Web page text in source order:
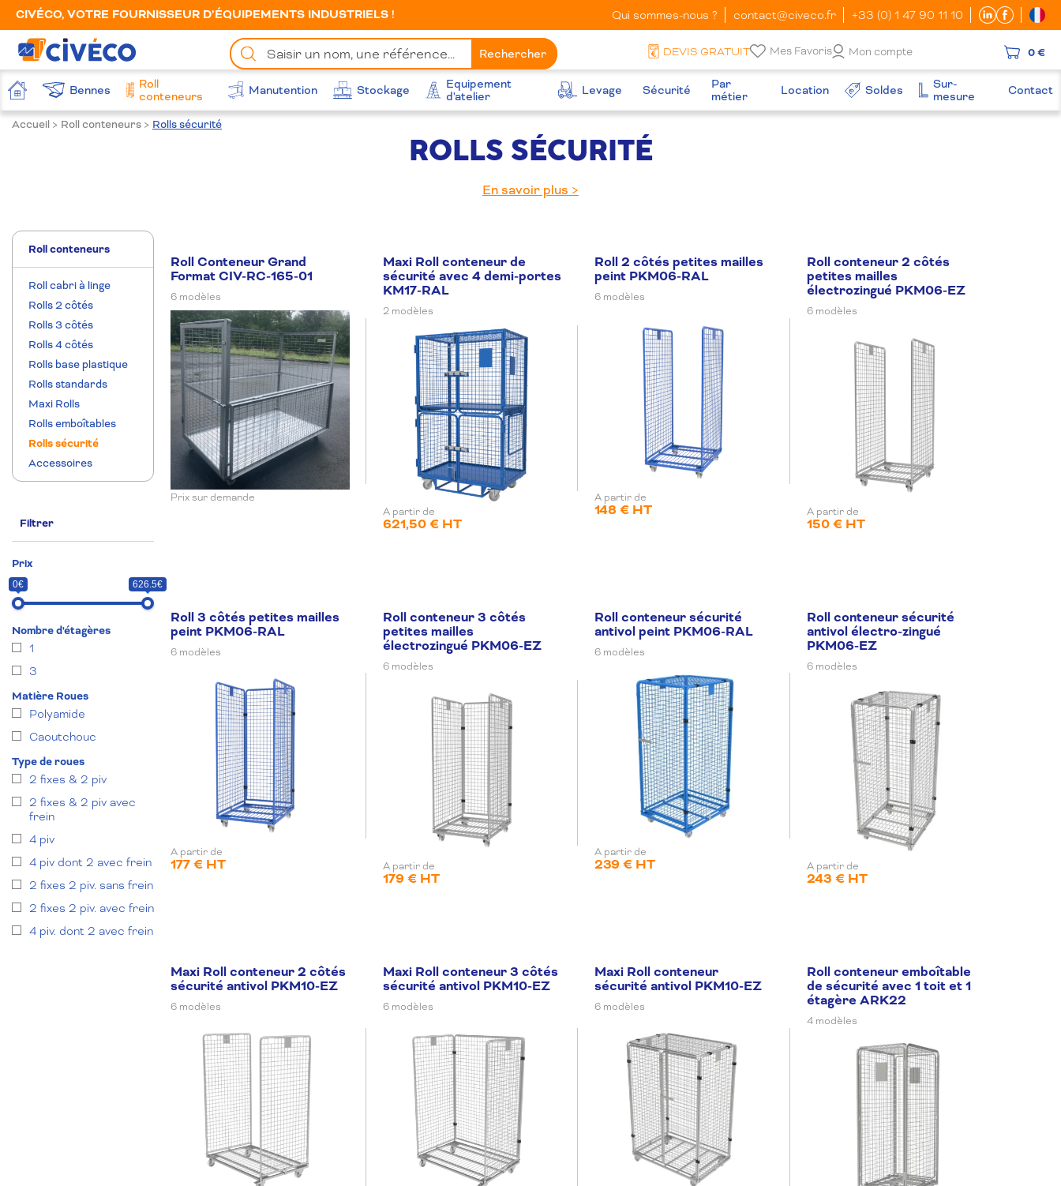
CIVÉCO, VOTRE FOURNISSEUR D’ÉQUIPEMENTS INDUSTRIELS ! Qui sommes-nous ? contact@civeco.fr +33 (0) 1 47 90 11 10
Chercher
un
produit
Rechercher DEVIS GRATUIT Mes Favoris Mon compte 0 €
Accueil Bennes
Roll
conteneurs
Manutention Stockage
Equipement
d'atelier
Levage Sécurité
Par
métier
Location Soldes
Sur-
mesure
Contact
Accueil > Roll conteneurs > Rolls sécurité
ROLLS SÉCURITÉ
En savoir plus >
Roll conteneurs
Roll cabri à linge
Rolls 2 côtés
Rolls 3 côtés
Rolls 4 côtés
Rolls base plastique
Rolls standards
Maxi Rolls
Rolls emboîtables
Rolls sécurité
Accessoires
Filtrer
Prix
0€ 626.5€
Prix
min
Prix
max
Nombre d'étagères
1
3
Matière Roues
Polyamide
Caoutchouc
Type de roues
2 fixes & 2 piv
2 fixes & 2 piv avec
frein
4 piv
4 piv dont 2 avec frein
2 fixes 2 piv. sans frein
2 fixes 2 piv. avec frein
4 piv. dont 2 avec frein
Roll Conteneur Grand
Format CIV-RC-165-01
6 modèles
Prix sur demande
Maxi Roll conteneur de
sécurité avec 4 demi-portes
KM17-RAL
2 modèles
A partir de
621,50 € HT
Roll 2 côtés petites mailles
peint PKM06-RAL
6 modèles
A partir de
148 € HT
Roll conteneur 2 côtés
petites mailles
électrozingué PKM06-EZ
6 modèles
A partir de
150 € HT
Roll 3 côtés petites mailles
peint PKM06-RAL
6 modèles
A partir de
177 € HT
Roll conteneur 3 côtés
petites mailles
électrozingué PKM06-EZ
6 modèles
A partir de
179 € HT
Roll conteneur sécurité
antivol peint PKM06-RAL
6 modèles
A partir de
239 € HT
Roll conteneur sécurité
antivol électro-zingué
PKM06-EZ
6 modèles
A partir de
243 € HT
Maxi Roll conteneur 2 côtés
sécurité antivol PKM10-EZ
6 modèles
Maxi Roll conteneur 3 côtés
sécurité antivol PKM10-EZ
6 modèles
Maxi Roll conteneur
sécurité antivol PKM10-EZ
6 modèles
Roll conteneur emboîtable
de sécurité avec 1 toit et 1
étagère ARK22
4 modèles